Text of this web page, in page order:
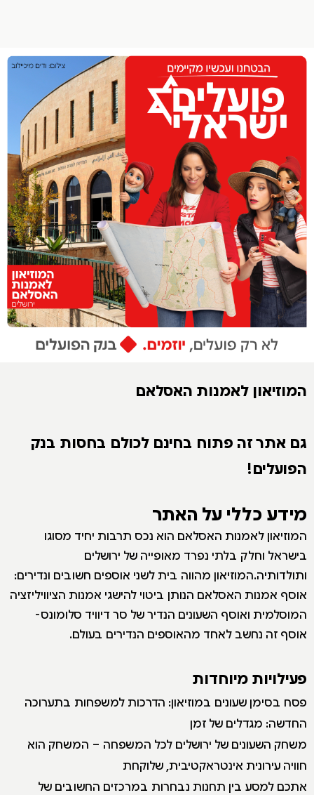
הפרופיל שלי
התנתק
המוזיאון לאמנות האסלאם
גם אתר זה פתוח בחינם לכולם בחסות בנק
הפועלים!
מידע כללי על האתר
המוזיאון לאמנות האסלאם הוא נכס תרבות יחיד מסוגו
בישראל וחלק בלתי נפרד מאופייה של ירושלים
ותולדותיה.המוזיאון מהווה בית לשני אוספים חשובים ונדירים:
אוסף אמנות האסלאם הנותן ביטוי להישגי אמנות הציוויליזציה
המוסלמית ואוסף השעונים הנדיר של סר דיוויד סלומונס-
אוסף זה נחשב לאחד מהאוספים הנדירים בעולם.
פעילויות מיוחדות
פסח בסימן שעונים במוזיאון: הדרכות למשפחות בתערוכה
החדשה: מגדלים של זמן
משחק השעונים של ירושלים לכל המשפחה – המשחק הוא
חוויה עירונית אינטראקטיבית, שלוקחת
אתכם למסע בין תחנות נבחרות במרכזים החשובים של